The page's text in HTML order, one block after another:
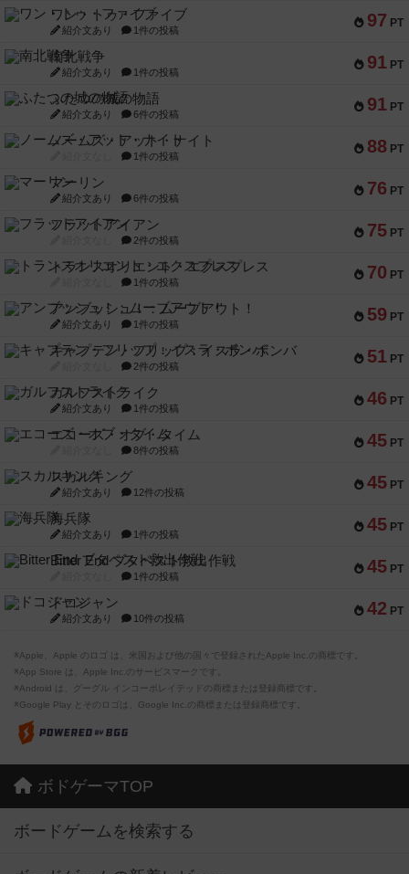
97 PT
ワン・トゥ・ファイブ
紹介文あり 1件の投稿
91 PT
南北戦争
紹介文あり 1件の投稿
91 PT
ふたつの城の物語
紹介文あり 6件の投稿
88 PT
ノームズ・アット・ナイト
1件の投稿
76 PT
マーリン
紹介文あり 6件の投稿
75 PT
フラットアイアン
2件の投稿
70 PT
トランスオリエント・エクスプレス
1件の投稿
59 PT
アンブッシュ！：ムーブアウト！
紹介文あり 1件の投稿
51 PT
キャプテン・フリップ：イスラ・ボンバ
2件の投稿
46 PT
ガルフストライク
紹介文あり 1件の投稿
45 PT
エコーズ・オブ・タイム
8件の投稿
45 PT
スカルキング
紹介文あり 12件の投稿
45 PT
海兵隊
紹介文あり 1件の投稿
45 PT
Bitter End ブタペスト救出作戦
1件の投稿
42 PT
ドコジャン
紹介文あり 10件の投稿
※Apple、Apple のロゴ は、米国および他の国々で登録されたApple Inc.の商標です。
※App Store は、Apple Inc.のサービスマークです。
※Android は、グーグル インコーポレイテッドの商標または登録商標です。
※Google Play とそのロゴは、Google Inc.の商標または登録商標です。
ボドゲーマTOP
ボードゲームを検索する